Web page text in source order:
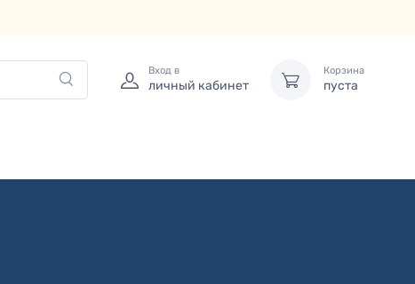
Вход в
личный кабинет
Корзина
пуста